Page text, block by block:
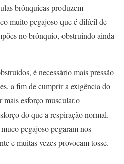
brônquicas produzem
muito pegajoso que é difícil de
no brônquio, obstruindo ainda
é necessário mais pressão
a fim de cumprir a exigência do
esforço muscular,o
do que a respiração normal.
pegajoso pegaram nos
e muitas vezes provocam tosse.